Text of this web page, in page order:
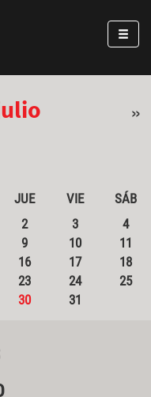
»
JUE VIE
SÁB
2 3
4
9 10
11
16 17
18
23 24
25
30 31